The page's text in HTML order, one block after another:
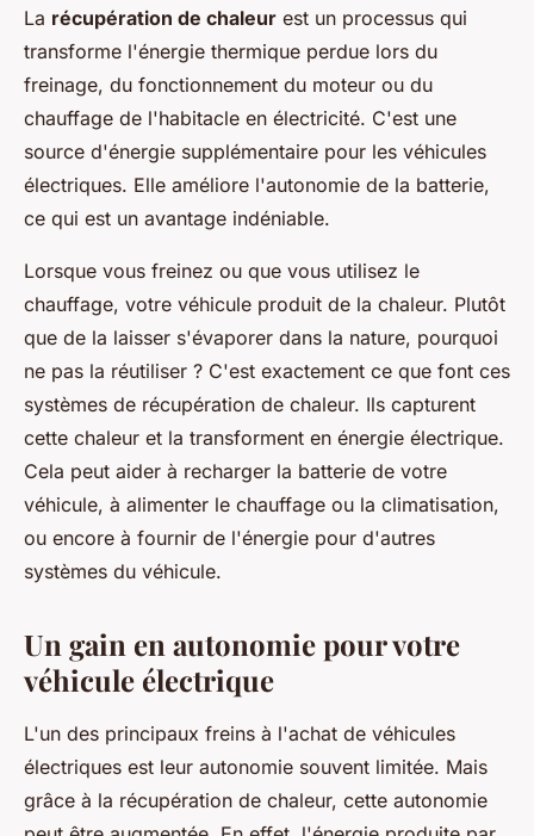
La récupération de chaleur est un processus qui
transforme l'énergie thermique perdue lors du
freinage, du fonctionnement du moteur ou du
chauffage de l'habitacle en électricité. C'est une
source d'énergie supplémentaire pour les véhicules
électriques. Elle améliore l'autonomie de la batterie,
ce qui est un avantage indéniable.
Lorsque vous freinez ou que vous utilisez le
chauffage, votre véhicule produit de la chaleur. Plutôt
que de la laisser s'évaporer dans la nature, pourquoi
ne pas la réutiliser ? C'est exactement ce que font ces
systèmes de récupération de chaleur. Ils capturent
cette chaleur et la transforment en énergie électrique.
Cela peut aider à recharger la batterie de votre
véhicule, à alimenter le chauffage ou la climatisation,
ou encore à fournir de l'énergie pour d'autres
systèmes du véhicule.
Un gain en autonomie pour votre
véhicule électrique
L'un des principaux freins à l'achat de véhicules
électriques est leur autonomie souvent limitée. Mais
grâce à la récupération de chaleur, cette autonomie